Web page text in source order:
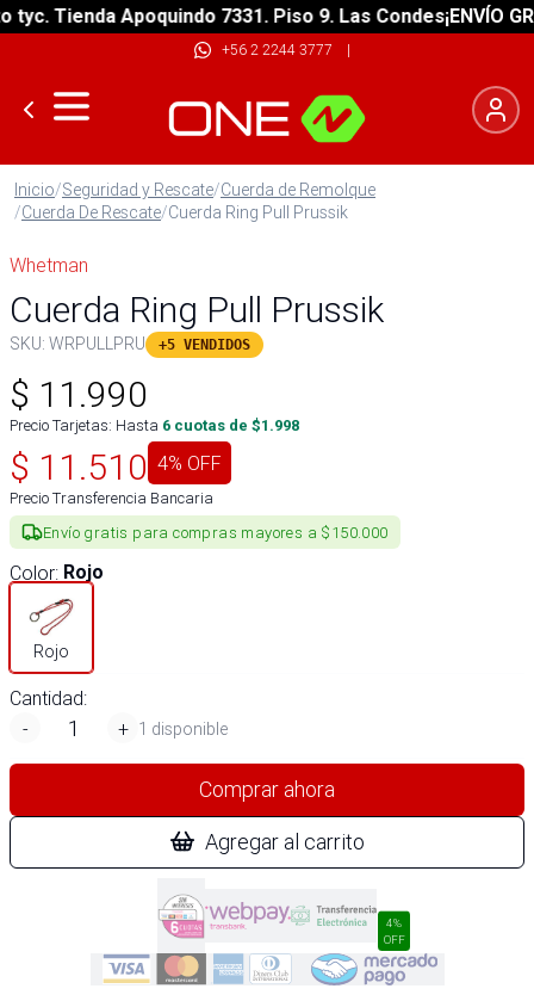
Tienda Apoquindo 7331. Piso 9. Las Condes¡ENVÍO
+56 2 2244 3777 |
Inicio/Seguridad y Rescate/Cuerda de Remolque
/Cuerda De Rescate/Cuerda Ring Pull Prussik
Whetman
Cuerda Ring Pull Prussik
SKU: WRPULLPRU +5 VENDIDOS
$ 11.990
Precio Tarjetas: Hasta 6 cuotas de $1.998
$ 11.510 4% OFF
Precio Transferencia Bancaria
Envío gratis para compras mayores a $150.000
Color: Rojo
Rojo
Cantidad:
-
+ 1 disponible
Comprar ahora
Agregar al carrito
4%
OFF